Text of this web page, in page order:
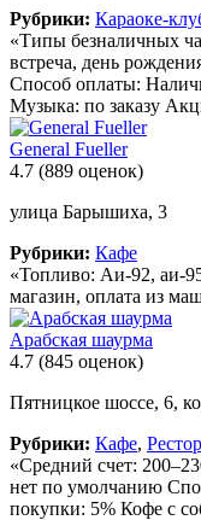
Рубрики: Караоке-
«Типы безналичных
встреча, день
Способ оплаты:
Музыка: по заказу
General Fueller
4.7 (889 оценок)
улица Барышиха, 3
Рубрики: Кафе
«Топливо: Аи-92, аи-
магазин, оплата из
Арабская шаурма
4.7 (845 оценок)
Пятницкое шоссе, 6,
Рубрики: Кафе,
«Средний счет:
нет по умолчанию
покупки: 5% Кофе с